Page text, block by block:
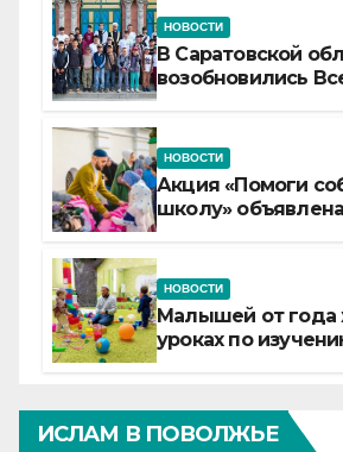
НОВОСТИ
В Саратовской
возобновились
НОВОСТИ
Акция «Помоги
школу»
НОВОСТИ
Малышей от года
уроках по
ИСЛАМ В ПОВОЛЖЬЕ